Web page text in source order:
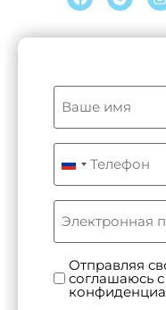
(Обязательно)
(Обязательно)
Russia +7
Без
названия
(Обязательно)
Отправляя
соглашаюсь